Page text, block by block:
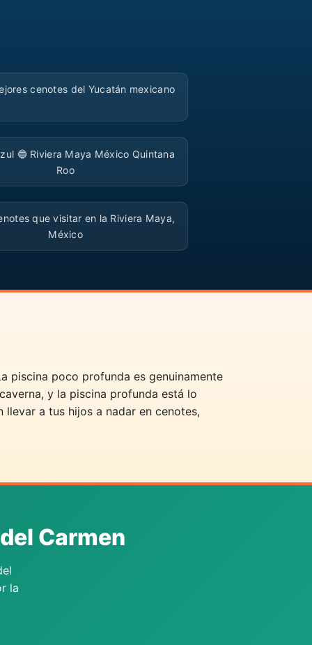
▶
cenotes del Yucatán mexicano
▶
🔵 Riviera Maya México Quintana
Roo
▶
que visitar en la Riviera Maya,
México
piscina poco profunda es genuinamente
y la piscina profunda está lo
a tus hijos a nadar en cenotes,
Carmen
la